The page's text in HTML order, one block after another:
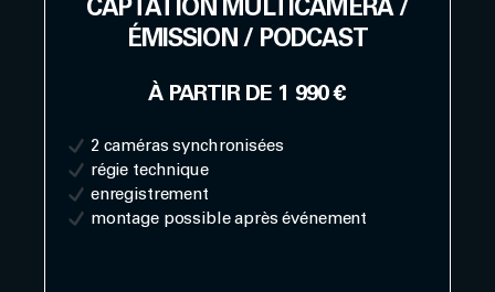
CAPTATION MULTICAMÉRA /
ÉMISSION / PODCAST
À PARTIR DE 1 990 €
2 caméras synchronisées
régie technique
enregistrement
montage possible après événement